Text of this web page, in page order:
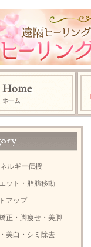
ルギー伝授
ット・脂肪移動
アップ
正・脚痩せ・美脚
美白・シミ除去